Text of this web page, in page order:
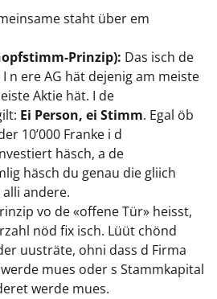
staht über em
Prinzip): Das isch de
n ere AG hät dejenig am meiste
Aktie hät. I de
Ei Person, ei Stimm. Egal öb
10’000 Franke i d
häsch, a de
häsch du genau die gliich
andere.
vo de «offene Tür» heisst,
nöd fix isch. Lüüt chönd
uusträte, ohni dass d Firma
mues oder s Stammkapital
werde mues.